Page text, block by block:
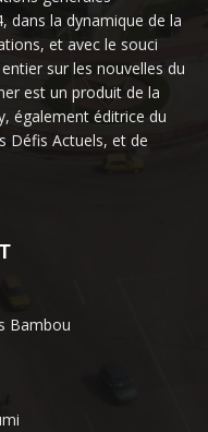
dans la dynamique de la
et avec le souci
sur les nouvelles du
est un produit de la
également éditrice du
Défis Actuels, et de
Bambou